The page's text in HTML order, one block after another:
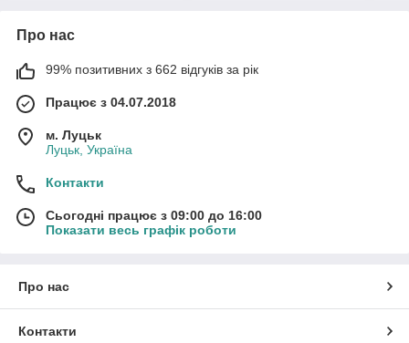
Про нас
99% позитивних з 662 відгуків за рік
Працює з 04.07.2018
м. Луцьк
Луцьк, Україна
Контакти
Сьогодні працює з 09:00 до 16:00
Показати весь графік роботи
Про нас
Контакти